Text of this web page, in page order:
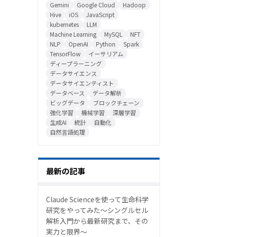
Gemini
Google Cloud
Hadoop
Hive
iOS
JavaScript
kubernetes
LLM
Machine Learning
MySQL
NFT
NLP
OpenAI Python
Spark
TensorFlow
イーサリアム
ディープラーニング
データサイエンス
データサイエンティスト
データベース
データ解析
ビッグデータ
ブロックチェーン
強化学習
機械学習
深層学習
生成AI
統計
自動化
自然言語処理
最新の記事
Claude Scienceを使って生命科学
研究をやってみた〜シングルセル
解析入門から最新研究まで、その
実力と限界〜